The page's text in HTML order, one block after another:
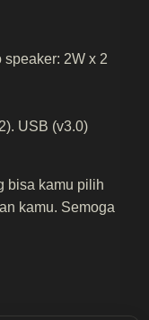
2W x 2
USB (v3.0)
bisa kamu pilih
kamu. Semoga